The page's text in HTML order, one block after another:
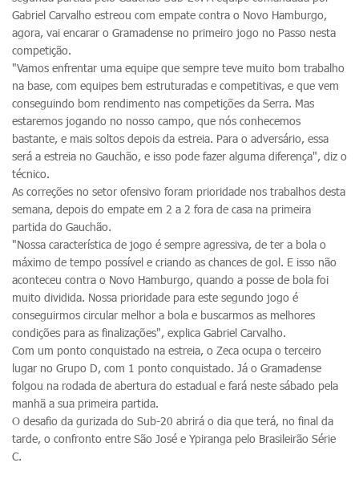
Gabriel Carvalho estreou com empate contra o Novo Hamburgo,
agora, vai encarar o Gramadense no primeiro jogo no Passo nesta
competição.
"Vamos enfrentar uma equipe que sempre teve muito bom trabalho
na base, com equipes bem estruturadas e competitivas, e que vem
conseguindo bom rendimento nas competições da Serra. Mas
estaremos jogando no nosso campo, que nós conhecemos
bastante, e mais soltos depois da estreia. Para o adversário, essa
será a estreia no Gauchão, e isso pode fazer alguma diferença", diz o
técnico.
As correções no setor ofensivo foram prioridade nos trabalhos desta
semana, depois do empate em 2 a 2 fora de casa na primeira
partida do Gauchão.
"Nossa característica de jogo é sempre agressiva, de ter a bola o
máximo de tempo possível e criando as chances de gol. E isso não
aconteceu contra o Novo Hamburgo, quando a posse de bola foi
muito dividida. Nossa prioridade para este segundo jogo é
conseguirmos circular melhor a bola e buscarmos as melhores
condições para as finalizações", explica Gabriel Carvalho.
Com um ponto conquistado na estreia, o Zeca ocupa o terceiro
lugar no Grupo D, com 1 ponto conquistado. Já o Gramadense
folgou na rodada de abertura do estadual e fará neste sábado pela
manhã a sua primeira partida.
O desafio da gurizada do Sub-20 abrirá o dia que terá, no final da
tarde, o confronto entre São José e Ypiranga pelo Brasileirão Série
C.